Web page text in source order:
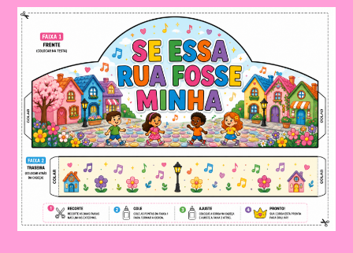
DE
RACIOCÍNIO
LÓGICO
PARA
IMPRIMIR